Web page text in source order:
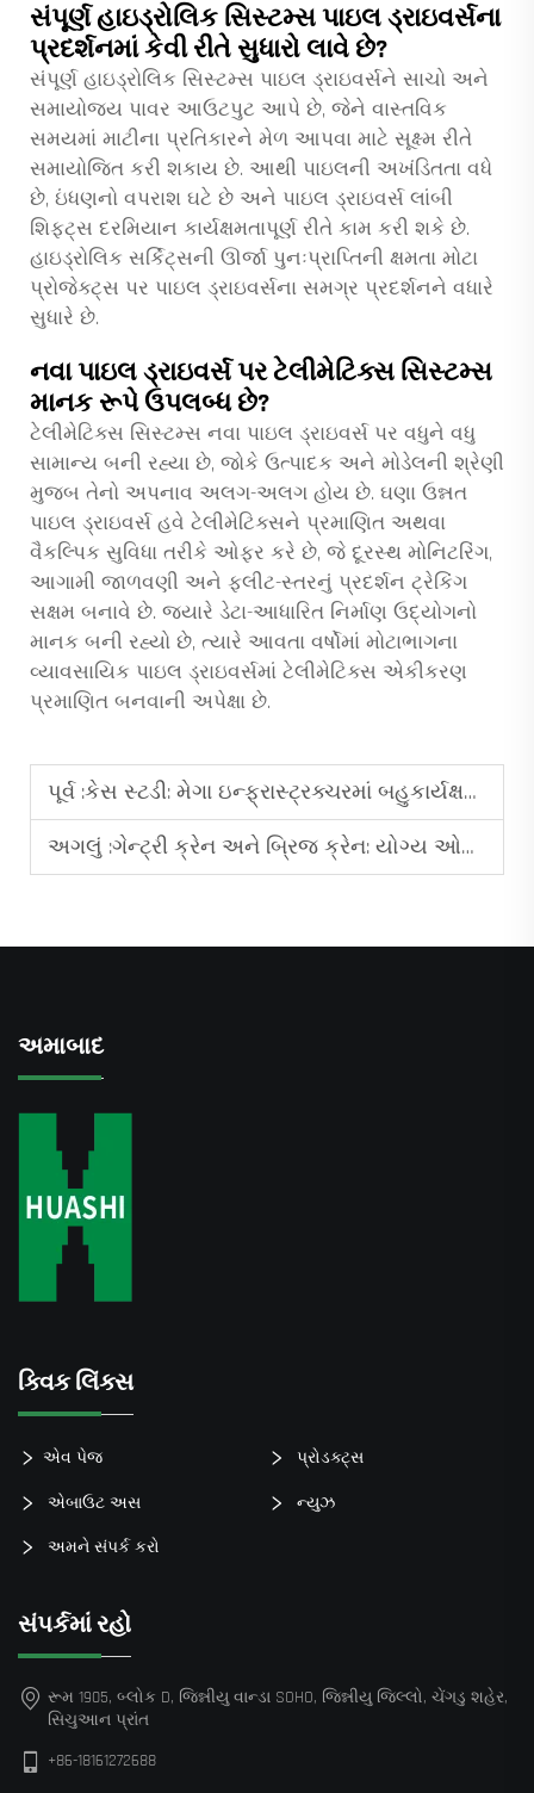
સંપૂર્ણ હાઇડ્રોલિક સિસ્ટમ્સ પાઇલ ડ્રાઇવર્સના
પ્રદર્શનમાં કેવી રીતે સુધારો લાવે છે?
સંપૂર્ણ હાઇડ્રોલિક સિસ્ટમ્સ પાઇલ ડ્રાઇવર્સને સાચો અને
સમાયોજ્ય પાવર આઉટપુટ આપે છે, જેને વાસ્તવિક
સમયમાં માટીના પ્રતિકારને મેળ આપવા માટે સૂક્ષ્મ રીતે
સમાયોજિત કરી શકાય છે. આથી પાઇલની અખંડિતતા વધે
છે, ઇંધણનો વપરાશ ઘટે છે અને પાઇલ ડ્રાઇવર્સ લાંબી
શિફ્ટ્સ દરમિયાન કાર્યક્ષમતાપૂર્ણ રીતે કામ કરી શકે છે.
હાઇડ્રોલિક સર્કિટ્સની ઊર્જા પુનઃપ્રાપ્તિની ક્ષમતા મોટા
પ્રોજેક્ટ્સ પર પાઇલ ડ્રાઇવર્સના સમગ્ર પ્રદર્શનને વધારે
સુધારે છે.
નવા પાઇલ ડ્રાઇવર્સ પર ટેલીમેટિક્સ સિસ્ટમ્સ
માનક રૂપે ઉપલબ્ધ છે?
ટેલીમેટિક્સ સિસ્ટમ્સ નવા પાઇલ ડ્રાઇવર્સ પર વધુને વધુ
સામાન્ય બની રહ્યા છે, જોકે ઉત્પાદક અને મોડેલની શ્રેણી
મુજબ તેનો અપનાવ અલગ-અલગ હોય છે. ઘણા ઉન્નત
પાઇલ ડ્રાઇવર્સ હવે ટેલીમેટિક્સને પ્રમાણિત અથવા
વૈકલ્પિક સુવિધા તરીકે ઓફર કરે છે, જે દૂરસ્થ મોનિટરિંગ,
આગામી જાળવણી અને ફ્લીટ-સ્તરનું પ્રદર્શન ટ્રેકિંગ
સક્ષમ બનાવે છે. જ્યારે ડેટા-આધારિત નિર્માણ ઉદ્યોગનો
માનક બની રહ્યો છે, ત્યારે આવતા વર્ષોમાં મોટાભાગના
વ્યાવસાયિક પાઇલ ડ્રાઇવર્સમાં ટેલીમેટિક્સ એકીકરણ
પ્રમાણિત બનવાની અપેક્ષા છે.
પૂર્વ :કેસ સ્ટડી: મેગા ઇન્ફ્રાસ્ટ્રક્ચરમાં બહુકાર્યક્ષમ પાઇલ ડ્રાઇવર્સ
અગલું :ગેન્ટ્રી ક્રેન અને બ્રિજ ક્રેન: યોગ્ય ઓવરહેડ લિફ્ટિંગ સોલ્યુશન પસંદ કરવા માટેનો સ્પષ્ટ માર્ગદર્શિકા
અમાબાદ
ક્વિક લિંક્સ
એવ પેજ પ્રોડક્ટ્સ
એબાઉટ અસ ન્યુઝ
અમને સંપર્ક કરો
સંપર્કમાં રહો
રૂમ 1905, બ્લોક D, જિન્નીયુ વાન્ડા SOHO, જિન્નીયુ જિલ્લો, ચેંગડુ શહેર,
સિચુઆન પ્રાંત
+86-18161272688